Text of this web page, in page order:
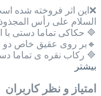
❌️این اثر فروخته شده
السلام علی رأس المجذوذ
🔷️ حکاکی تماما دستی با
🔸️بر روی عقیق خاص دو
🔷️ رکاب نقره ی تماما
بیشتر
امتیاز و نظر کاربران